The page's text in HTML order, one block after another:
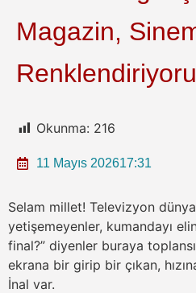
Magazin,
Okunma: 216
11 Mayıs 202617:31
Selam millet! Televizyon
yetişemeyenler, kumandayı
final?” diyenler buraya
ekrana bir girip bir çıkan,
İnal var.